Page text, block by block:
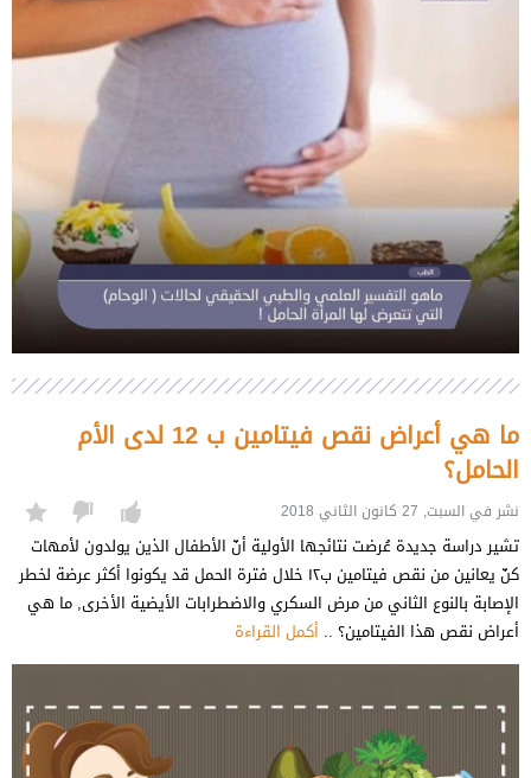
ما هي أعراض نقص فيتامين ب 12 لدى الأم
الحامل؟
نشر في السبت, 27 كانون الثاني 2018
تشير دراسة جديدة عُرضت نتائجها الأولية أنّ الأطفال الذين يولدون لأمهات
كنّ يعانين من نقص فيتامين ب١٢ خلال فترة الحمل قد يكونوا أكثر عرضة لخطر
الإصابة بالنوع الثاني من مرض السكري والاضطرابات الأيضية الأخرى, ما هي
أعراض نقص هذا الفيتامين؟ .. أكمل القراءة